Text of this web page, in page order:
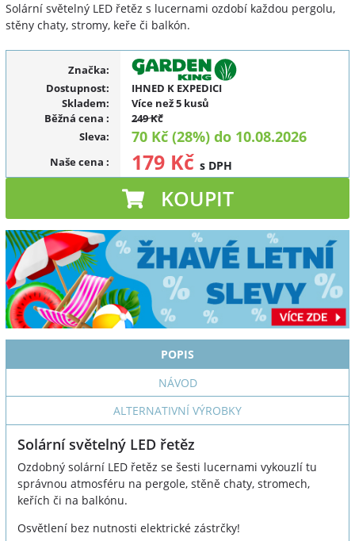
Solární světelný LED řetěz s lucernami ozdobí každou pergolu,
stěny chaty, stromy, keře či balkón.
Značka:
Dostupnost:
IHNED K EXPEDICI
Skladem:
Více než 5 kusů
Běžná cena :
249 Kč
Sleva: 70 Kč (28%) do 10.08.2026
Naše cena : 179 Kč s DPH
KOUPIT
POPIS
NÁVOD
ALTERNATIVNÍ VÝROBKY
Solární světelný LED řetěz
Ozdobný solární LED řetěz se šesti lucernami vykouzlí tu
správnou atmosféru na pergole, stěně chaty, stromech,
keřích či na balkónu.
Osvětlení bez nutnosti elektrické zástrčky!